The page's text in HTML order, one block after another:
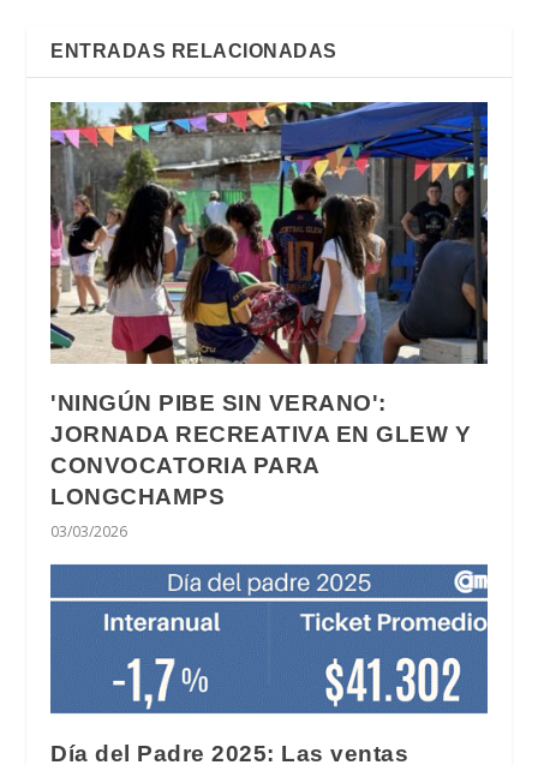
ENTRADAS RELACIONADAS
'NINGÚN PIBE SIN VERANO':
JORNADA RECREATIVA EN GLEW Y
CONVOCATORIA PARA
LONGCHAMPS
03/03/2026
Día del Padre 2025: Las ventas